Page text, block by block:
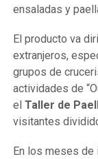
ensaladas y
El producto va
extranjeros,
grupos de
actividades de
elTaller de
visitantes
En los meses de